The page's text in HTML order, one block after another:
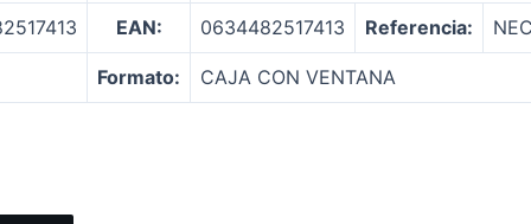
EAN: 0634482517413 Referencia:
Formato: CAJA CON VENTANA